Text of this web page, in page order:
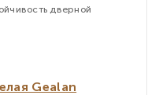
дверной
Gealan